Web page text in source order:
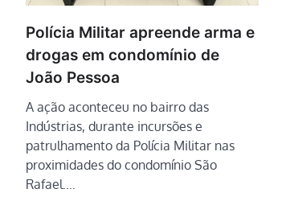
Polícia Militar apreende arma e
drogas em condomínio de
João Pessoa
A ação aconteceu no bairro das
Indústrias, durante incursões e
patrulhamento da Polícia Militar nas
proximidades do condomínio São
Rafael.…